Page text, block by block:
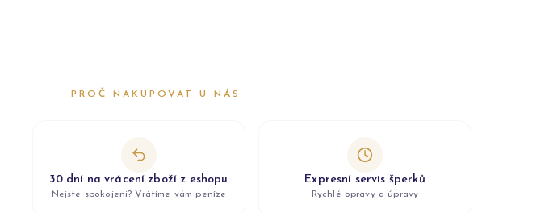
PROČ NAKUPOVAT U NÁS
30 dní na vrácení zboží z eshopu
Nejste spokojeni? Vrátíme vám peníze
Expresní servis šperků
Rychlé opravy a úpravy